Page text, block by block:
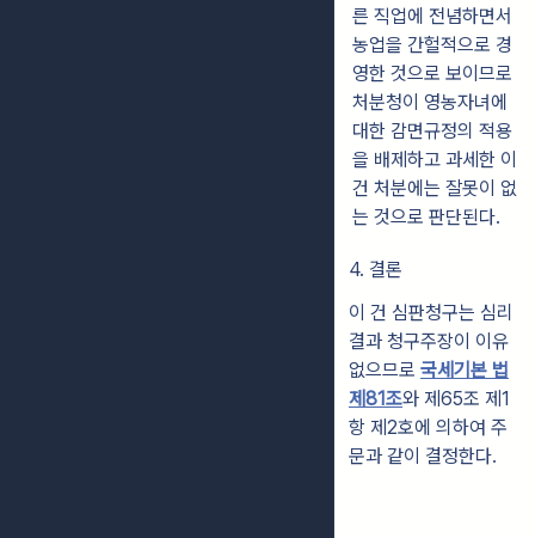
른 직업에 전념하면서
농업을 간헐적으로 경
영한 것으로 보이므로
처분청이 영농자녀에
대한 감면규정의 적용
을 배제하고 과세한 이
건 처분에는 잘못이 없
는 것으로 판단된다.
4. 결론
이 건 심판청구는 심리
결과 청구주장이 이유
없으므로 국세기본 법
제81조와 제65조 제1
항 제2호에 의하여 주
문과 같이 결정한다.